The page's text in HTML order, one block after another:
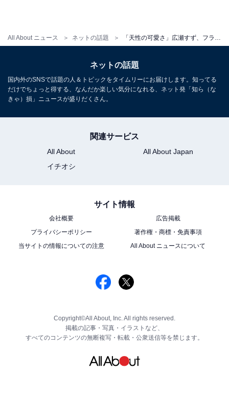
All About ニュース ネットの話題
ネットの話題
国内外のSNSで話題の人＆トピックをタイムリーにお届けします。知ってる
だけでちょっと得する、なんだか楽しい気分になれる、ネット発「知ら（な
きゃ）損」ニュースが盛りだくさん。
関連サービス
All About
All About Japan
イチオシ
サイト情報
会社概要
広告掲載
プライバシーポリシー
著作権・商標・免責事項
当サイトの情報についての注意
All About ニュースについて
Copyright©All About, Inc. All rights reserved.
掲載の記事・写真・イラストなど、
すべてのコンテンツの無断複写・転載・公衆送信等を禁じます。